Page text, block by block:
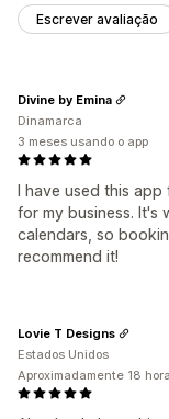
Escrever avaliação
I have used this
for my business. It's
calendars, so
recommend it!
Divine by Emina
Dinamarca
3 meses usando o app
Lovie T Designs
Estados Unidos
Aproximadamente 18